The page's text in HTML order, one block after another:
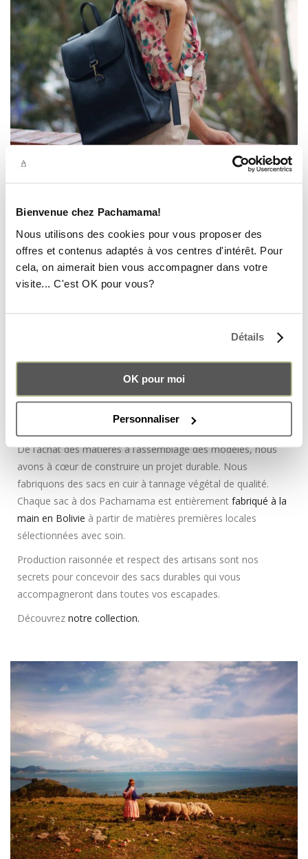
Bienvenue chez Pachamama!
Nous utilisons des cookies pour vous proposer des
offres et contenus adaptés à vos centres d'intérêt. Pour
cela, on aimerait bien vous accompagner dans votre
visite... C'est OK pour vous?
Détails
OK pour moi
Personnaliser
L'UNIVERS PACHAMAMA
vous faire voyager.
Pachamama est une marque de bagagerie urbaine au style
affirmé et intemporel. Notre mission est de promouvoir un
que vous garderez de nombreuses années.
Pachamama est une entreprise à taille humaine où nous
France, nos sacs sont ensuite fabriqués de façon équitable
artisans afin de développer une gamme de produits
authentiques et de qualité.
De l’achat des matières à l’assemblage des modèles, nous
avons à cœur de construire un projet durable. Nous
fabriquons des sacs en cuir à tannage végétal de qualité.
Chaque sac à dos Pachamama est entièrement fabriqué à la
main en Bolivie à partir de matières premières locales
sélectionnées avec soin.
Production raisonnée et respect des artisans sont nos
secrets pour concevoir des sacs durables qui vous
accompagneront dans toutes vos escapades.
Découvrez notre collection.